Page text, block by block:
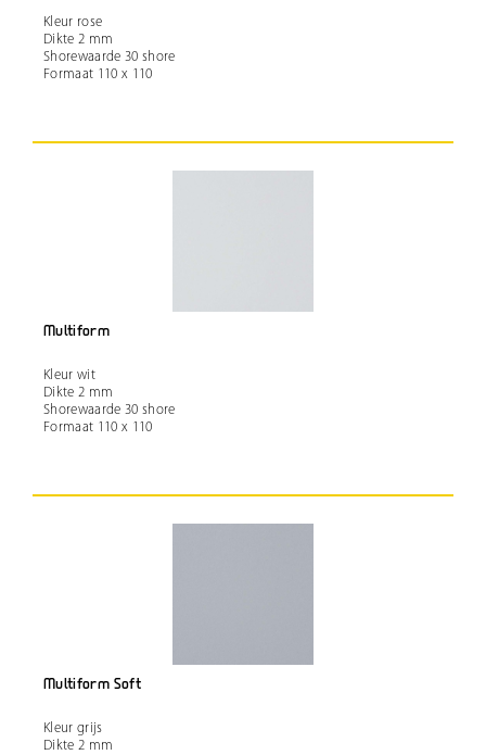
Kleur rose
Dikte 2 mm
Shorewaarde 30 shore
Formaat 110 x 110
Multiform
Kleur wit
Dikte 2 mm
Shorewaarde 30 shore
Formaat 110 x 110
Multiform Soft
Kleur grijs
Dikte 2 mm